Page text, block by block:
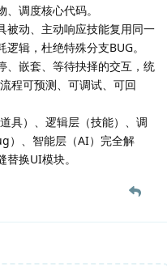
调度核心代码。
被动、主动响应技能复用同一
辑，杜绝特殊分支BUG。
、嵌套、等待抉择的交互，统
程可预测、可调试、可回
具）、逻辑层（技能）、调
）、智能层（AI）完全解
换UI模块。